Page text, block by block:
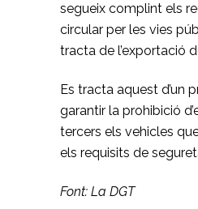
segueix complint els
circular per les vies
tracta de l’exportació
Es tracta aquest d’un
garantir la prohibició
tercers els vehicles
els requisits de
Font: La DGT